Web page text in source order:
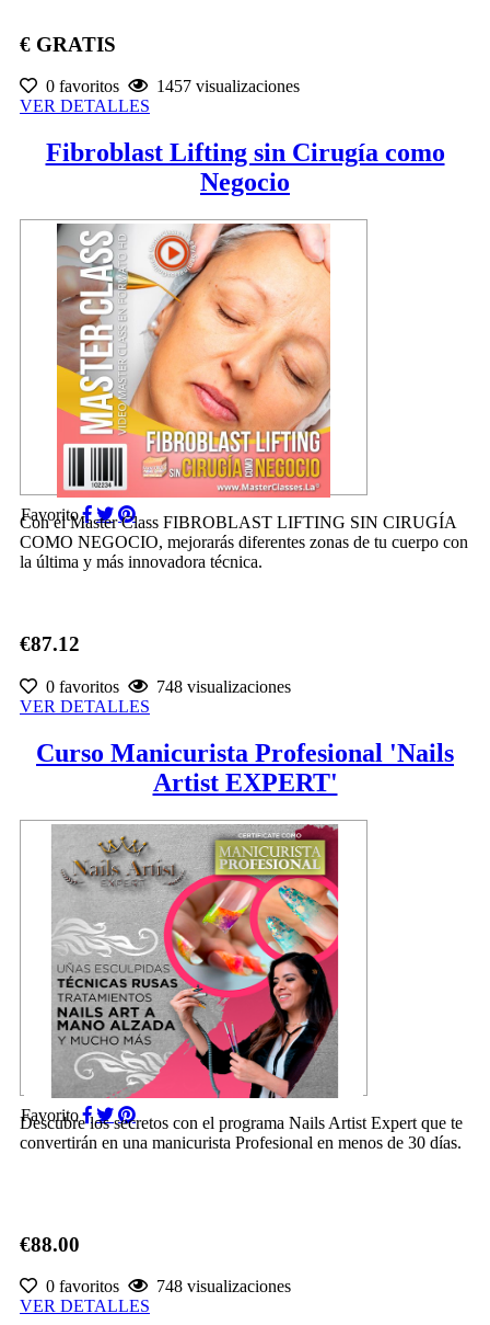
€ GRATIS
0 favoritos
1457 visualizaciones
VER DETALLES
Fibroblast Lifting sin Cirugía como
Negocio
Favorito
Con el Master Class FIBROBLAST LIFTING SIN CIRUGÍA
COMO NEGOCIO, mejorarás diferentes zonas de tu cuerpo con
la última y más innovadora técnica.
€87.12
0 favoritos
748 visualizaciones
VER DETALLES
Curso Manicurista Profesional 'Nails
Artist EXPERT'
Favorito
Descubre los secretos con el programa Nails Artist Expert que te
convertirán en una manicurista Profesional en menos de 30 días.
€88.00
0 favoritos
748 visualizaciones
VER DETALLES